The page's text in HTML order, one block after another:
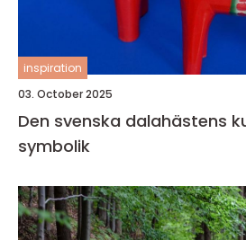
inspiration
03. October 2025
Den svenska dalahästens
symbolik